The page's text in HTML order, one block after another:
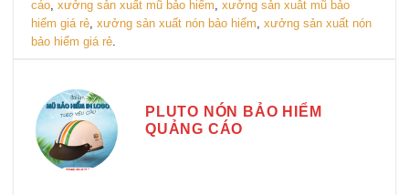
cáo,xưởng sản xuất mũ bảo hiểm,xưởng sản xuât mũ bảo
hiểm giá rẻ,xưởng sản xuất nón bảo hiểm,xưởng sản xuất nón
bảo hiểm giá rẻ.
PLUTO NÓN BẢO HIỂM
QUẢNG CÁO